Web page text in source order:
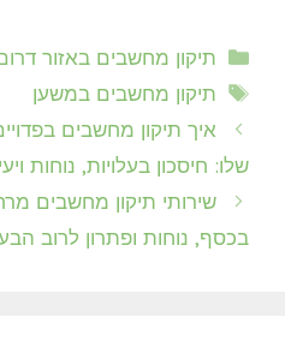
קטגוריות
תיקון מחשבים באזור
תגיות
תיקון מחשבים במשען
איך תיקון מחשבים
שלו: חיסכון בעלויות, נוחות
בכסף, נוחות ופתרון לרוב